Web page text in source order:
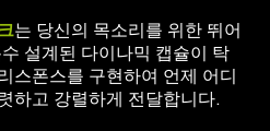
는 당신의 목소리를 위한 뛰어
설계된 다이나믹 캡슐이 탁
스폰스를 구현하여 언제 어디
하고 강렬하게 전달합니다.